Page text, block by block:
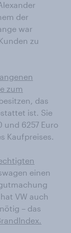
der
war
zu
zum
das
ist. Sie
und 6257 Euro
Kaufpreises.
einen
VW auch
– das